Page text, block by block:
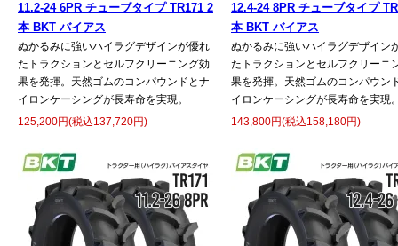
11.2-24 6PR チューブタイプ TR171 2
本 BKT バイアス
ぬかるみに強いハイラグデザインが優れ
たトラクションとセルフクリーニング効
果を発揮。天然ゴムのコンパウンドとナ
イロンケーシングが長寿命を実現。
125,200円(税込137,720円)
12.4-24 8PR チューブタイプ
本 BKT バイアス
ぬかるみに強いハイラグデザイン
たトラクションとセルフクリーニ
果を発揮。天然ゴムのコンパウン
イロンケーシングが長寿命を実現
143,800円(税込158,180円)